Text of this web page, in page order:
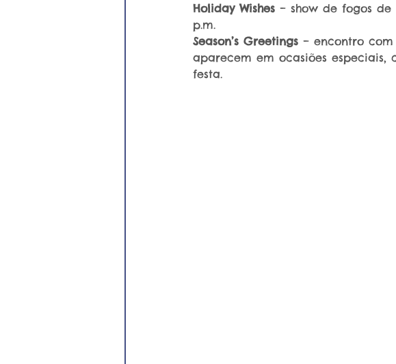
Holiday Wishes – show de fogos
p.m.
Season’s Greetings – encontro com
aparecem em ocasiões especiais,
festa.